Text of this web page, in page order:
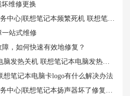
维修更换
本频繁死机 联想笔记本死机按啥都不能关机重启怎么办
一站式维修
，如何快速有效地修复？
热关机 联想笔记本电脑发热正常吗
想笔记本电脑卡logo有什么解决办法
心|联想笔记本扬声器坏了修复方法分享